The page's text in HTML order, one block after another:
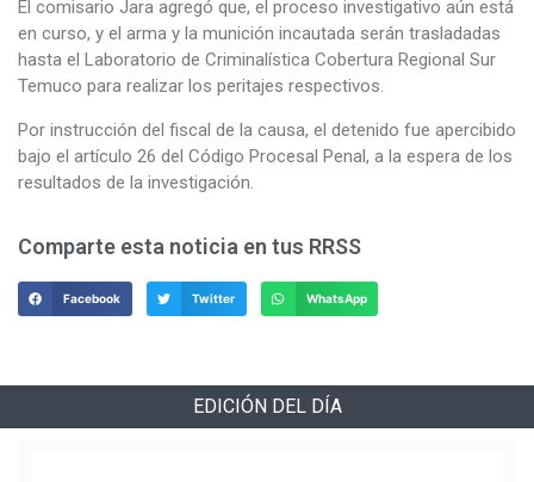
El comisario Jara agregó que, el proceso investigativo aún está
en curso, y el arma y la munición incautada serán trasladadas
hasta el Laboratorio de Criminalística Cobertura Regional Sur
Temuco para realizar los peritajes respectivos.
Por instrucción del fiscal de la causa, el detenido fue apercibido
bajo el artículo 26 del Código Procesal Penal, a la espera de los
resultados de la investigación.
Comparte esta noticia en tus RRSS
Facebook Twitter WhatsApp
EDICIÓN DEL DÍA